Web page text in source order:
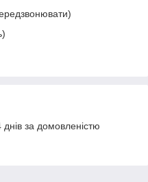
за домовленістю